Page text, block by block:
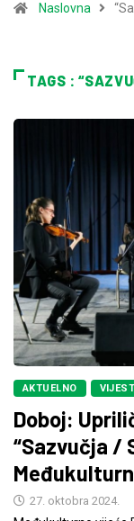
Naslovna
TAGS :
AKTUELNO VIJESTI
Doboj:
“Sazvučja /
27. oktobra 2024.